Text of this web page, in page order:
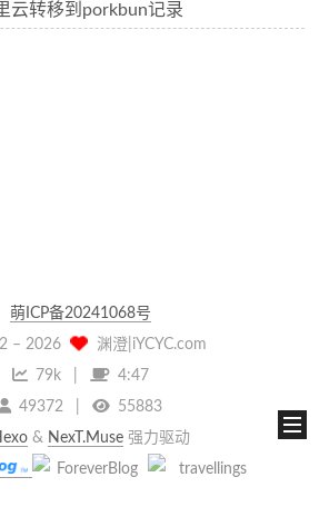
云转移到porkbun记录
萌ICP备20241068号
– 2026
渊澄|iYCYC.com
79k
4:47
49372
55883
& NexT.Muse强力驱动